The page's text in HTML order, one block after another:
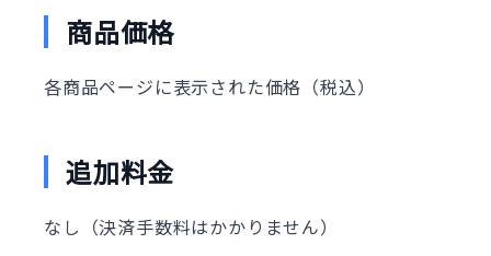
商品価格
各商品ページに表示された価格（税込）
追加料金
なし（決済手数料はかかりません）